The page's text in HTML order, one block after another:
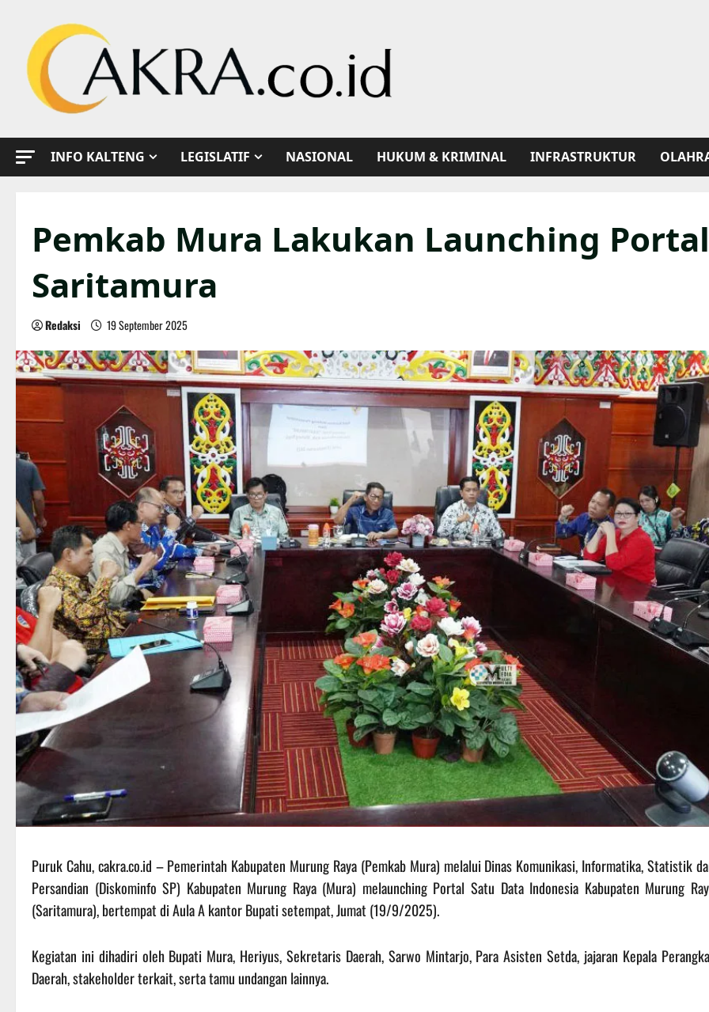
content
INFO KALTENG LEGISLATIF NASIONAL HUKUM & KRIMINAL INFRASTRUKTUR
Pemkab Mura Lakukan Launching Portal
Saritamura
Redaksi 19 September 2025
Puruk Cahu, cakra.co.id – Pemerintah Kabupaten Murung Raya (Pemkab Mura) melalui Dinas Komunikasi, Informatika, Statistik
Persandian (Diskominfo SP) Kabupaten Murung Raya (Mura) melaunching Portal Satu Data Indonesia Kabupaten Murung
(Saritamura), bertempat di Aula A kantor Bupati setempat, Jumat (19/9/2025).
Kegiatan ini dihadiri oleh Bupati Mura, Heriyus, Sekretaris Daerah, Sarwo Mintarjo, Para Asisten Setda, jajaran Kepala
Daerah, stakeholder terkait, serta tamu undangan lainnya.